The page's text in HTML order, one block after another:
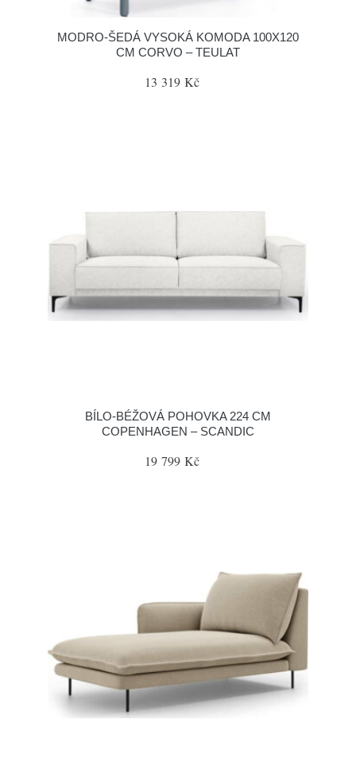
MODRO-ŠEDÁ VYSOKÁ KOMODA 100X120
CM CORVO – TEULAT
13 319 Kč
BÍLO-BÉŽOVÁ POHOVKA 224 CM
COPENHAGEN – SCANDIC
19 799 Kč